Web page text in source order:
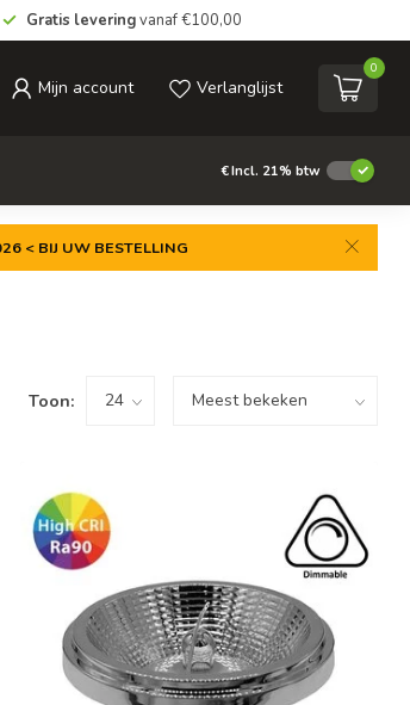
Gratis leveringvanaf €100,00
Mijn account Verlanglijst
0
€Incl. 21% btw
< BIJ UW BESTELLING
Toon: